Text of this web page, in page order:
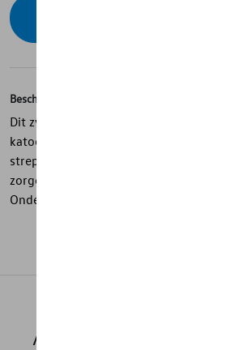
Beschrijving
Dit zwarte poloshirt uit de “R” Collection
katoen met een subtiel zwart R-logo op
strepen op kraag en mouwen en de
zorgen voor een frisse, sportieve touch.
Onderhoudsinstructies: wasmachine 30°.
Aanbevolen